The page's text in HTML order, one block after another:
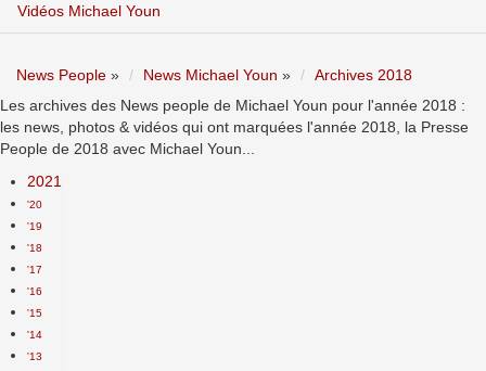
Vidéos Michael Youn
News People » News Michael Youn »
Archives 2018
Les archives des News people de Michael Youn pour l'année 2018 :
les news, photos & vidéos qui ont marquées l'année 2018, la Presse
People de 2018 avec Michael Youn...
2021
'20
'19
'18
'17
'16
'15
'14
'13